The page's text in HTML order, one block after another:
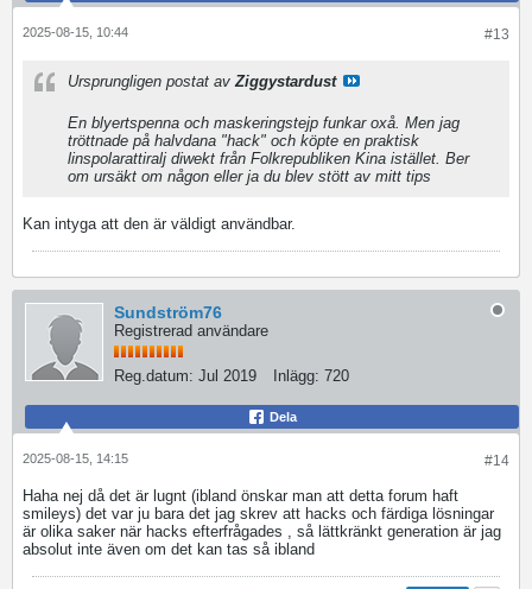
#13
2025-08-15, 10:44
Ursprungligen postat avZiggystardust
En blyertspenna och maskeringstejp funkar oxå. Men jag
tröttnade på halvdana "hack" och köpte en praktisk
linspolarattiralj diwekt från Folkrepubliken Kina istället. Ber
om ursäkt om någon eller ja du blev stött av mitt tips
Kan intyga att den är väldigt användbar.
Sundström76
Registrerad användare
Reg.datum: Jul 2019 Inlägg: 720
Dela
#14
2025-08-15, 14:15
Haha nej då det är lugnt (ibland önskar man att detta forum haft
smileys) det var ju bara det jag skrev att hacks och färdiga lösningar
är olika saker när hacks efterfrågades , så lättkränkt generation är jag
absolut inte även om det kan tas så ibland